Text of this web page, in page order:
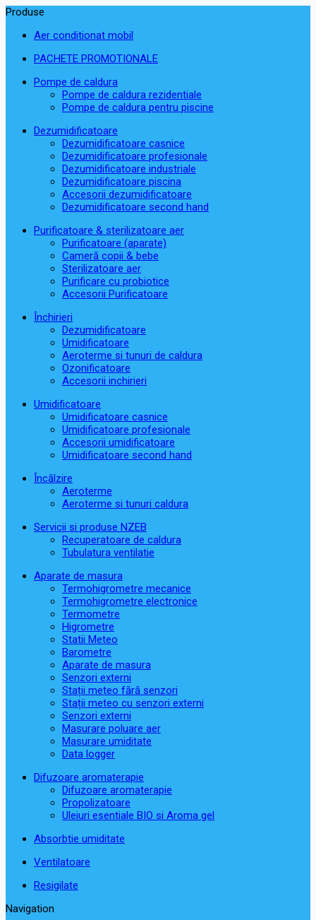
Produse
Aer conditionat mobil
PACHETE PROMOTIONALE
Pompe de caldura
Pompe de caldura rezidentiale
Pompe de caldura pentru piscine
Dezumidificatoare
Dezumidificatoare casnice
Dezumidificatoare profesionale
Dezumidificatoare industriale
Dezumidificatoare piscina
Accesorii dezumidificatoare
Dezumidificatoare second hand
Purificatoare & sterilizatoare aer
Purificatoare (aparate)
Cameră copii & bebe
Sterilizatoare aer
Purificare cu probiotice
Accesorii Purificatoare
Închirieri
Dezumidificatoare
Umidificatoare
Aeroterme si tunuri de caldura
Ozonificatoare
Accesorii inchirieri
Umidificatoare
Umidificatoare casnice
Umidificatoare profesionale
Accesorii umidificatoare
Umidificatoare second hand
Încălzire
Aeroterme
Aeroterme si tunuri caldura
Servicii si produse NZEB
Recuperatoare de caldura
Tubulatura ventilatie
Aparate de masura
Termohigrometre mecanice
Termohigrometre electronice
Termometre
Higrometre
Statii Meteo
Barometre
Aparate de masura
Senzori externi
Stații meteo fără senzori
Stații meteo cu senzori externi
Senzori externi
Masurare poluare aer
Masurare umiditate
Data logger
Difuzoare aromaterapie
Difuzoare aromaterapie
Propolizatoare
Uleiuri esentiale BIO si Aroma gel
Absorbtie umiditate
Ventilatoare
Resigilate
Navigation